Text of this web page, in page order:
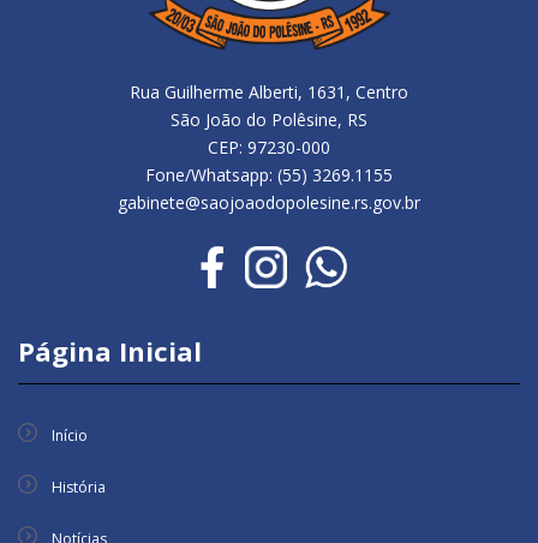
Rua Guilherme Alberti, 1631, Centro
São João do Polêsine, RS
CEP: 97230-000
Fone/Whatsapp: (55) 3269.1155
gabinete@saojoaodopolesine.rs.gov.br
Página Inicial
Início
História
Notícias